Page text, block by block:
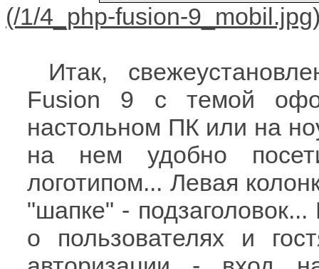
Итак,
Fusion 9 с темой
настольном ПК или на
на нем удобно
логотипом... Левая
"шапке" -
о пользователях и